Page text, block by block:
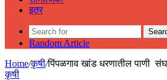
इतर
Random Article
Home/कृषी/पिंपळगाव खांड धरणातील पाणी
कृषी